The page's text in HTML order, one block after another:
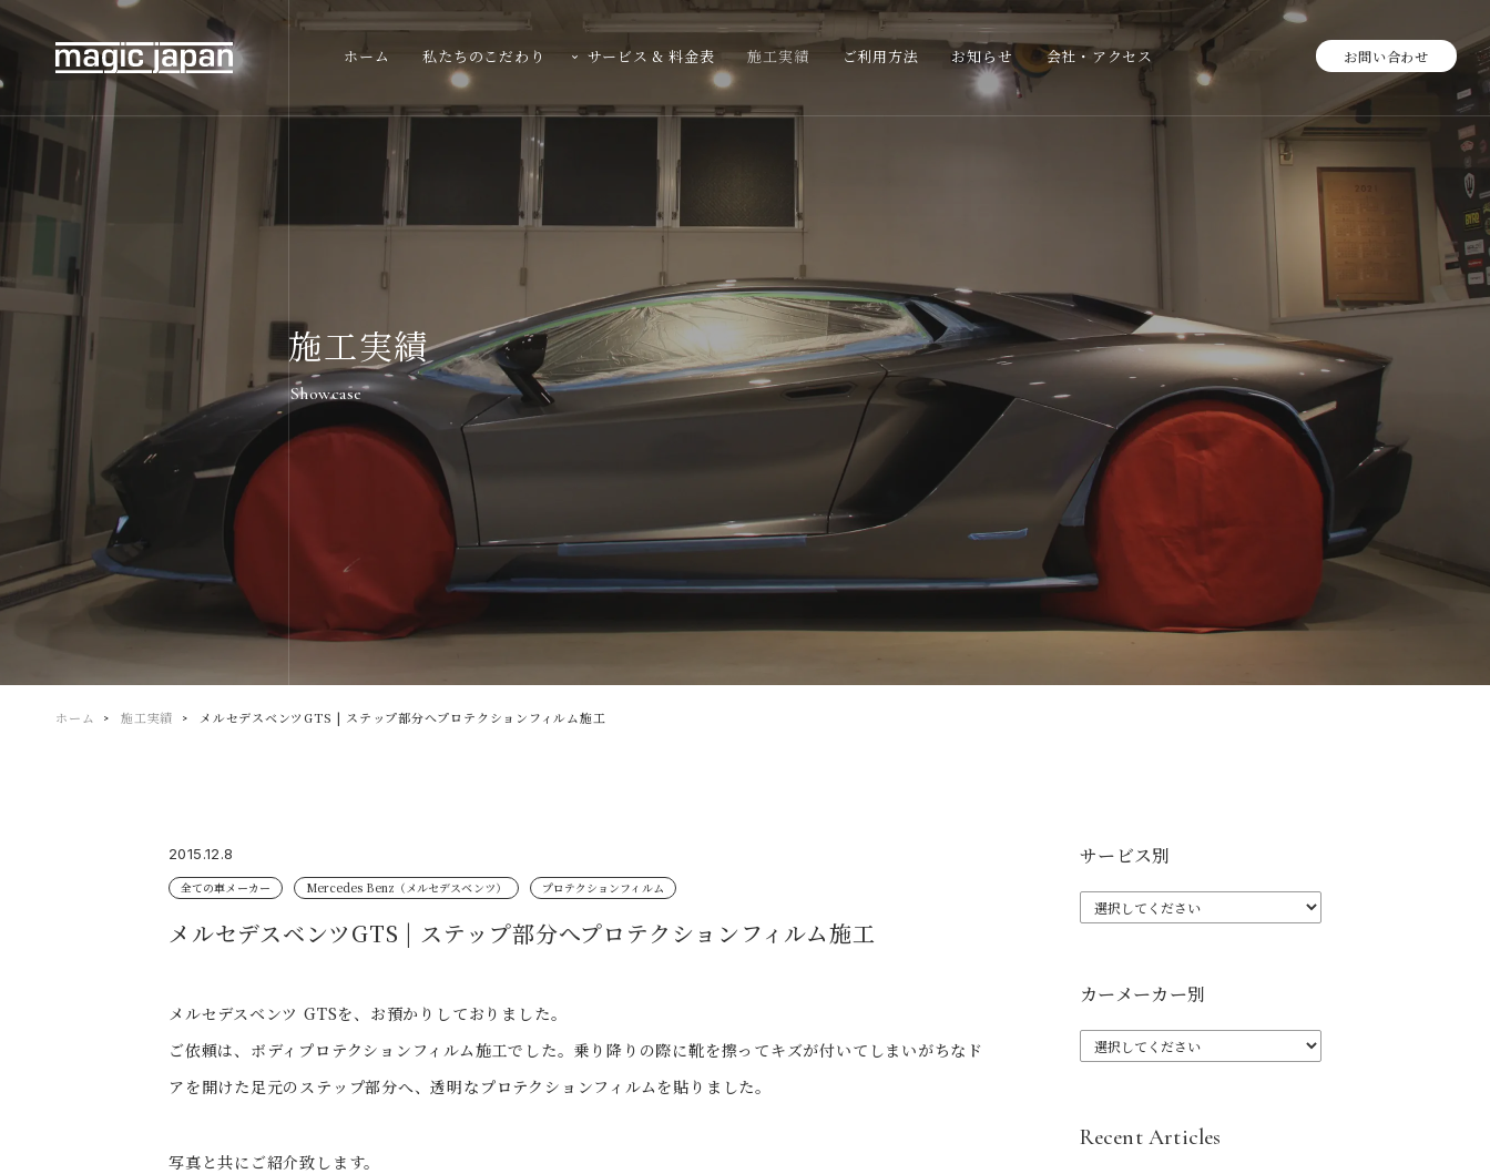
ホーム 私たちのこだわり サービス & 料金表 施工実績 ご利用方法 お知らせ 会社・アクセス お問い合わせ
施工実績
Showcase
ホーム 施工実績 メルセデスベンツGTS | ステップ部分へプロテクションフィルム施工
2015.12.8
全ての車メーカー Mercedes Benz（メルセデスベンツ） プロテクションフィルム
メルセデスベンツGTS | ステップ部分へプロテクションフィルム施工
メルセデスベンツ GTSを、お預かりしておりました。
ご依頼は、ボディプロテクションフィルム施工でした。乗り降りの際に靴を擦ってキズが付いてしまいがちなド
アを開けた足元のステップ部分へ、透明なプロテクションフィルムを貼りました。
写真と共にご紹介致します。
サービス別
カーメーカー別
Recent Articles